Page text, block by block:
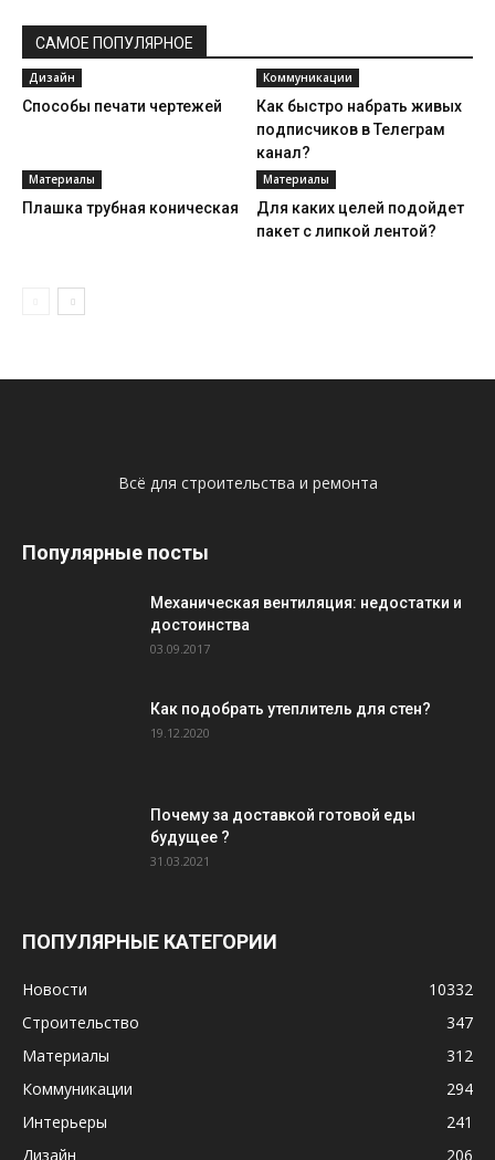
САМОЕ ПОПУЛЯРНОЕ
Дизайн
Способы печати чертежей
Коммуникации
Как быстро набрать живых
подписчиков в Телеграм
канал?
Материалы
Плашка трубная коническая
Материалы
Для каких целей подойдет
пакет с липкой лентой?
Всё для строительства и ремонта
Популярные посты
Механическая вентиляция: недостатки и
достоинства
03.09.2017
Как подобрать утеплитель для стен?
19.12.2020
Почему за доставкой готовой еды
будущее ?
31.03.2021
ПОПУЛЯРНЫЕ КАТЕГОРИИ
Новости
10332
Строительство
347
Материалы
312
Коммуникации
294
Интерьеры
241
Дизайн
206